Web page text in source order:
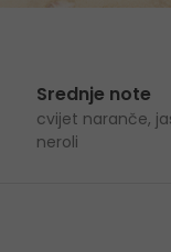
Srednje note
cvijet naranče,
neroli